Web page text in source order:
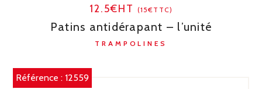
12.5€HT (15€TTC)
Patins antidérapant – l’unité
TRAMPOLINES
Référence :12559